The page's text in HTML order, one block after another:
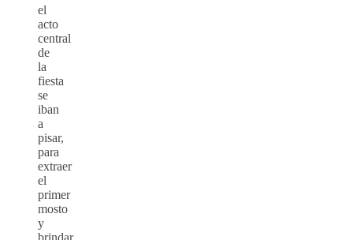
el
acto
central
de
la
fiesta
se
iban
a
pisar,
para
extraer
el
primer
mosto
y